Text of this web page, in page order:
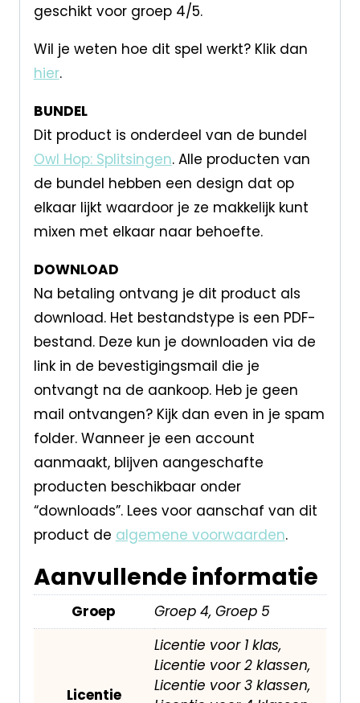
geschikt voor groep 4/5.
Wil je weten hoe dit spel werkt? Klik dan
hier.
BUNDEL
Dit product is onderdeel van de bundel
Owl Hop: Splitsingen. Alle producten van
de bundel hebben een design dat op
elkaar lijkt waardoor je ze makkelijk kunt
mixen met elkaar naar behoefte.
DOWNLOAD
Na betaling ontvang je dit product als
download. Het bestandstype is een PDF-
bestand. Deze kun je downloaden via de
link in de bevestigingsmail die je
ontvangt na de aankoop. Heb je geen
mail ontvangen? Kijk dan even in je spam
folder. Wanneer je een account
aanmaakt, blijven aangeschafte
producten beschikbaar onder
“downloads”. Lees voor aanschaf van dit
product de algemene voorwaarden.
Aanvullende informatie
Groep Groep 4, Groep 5
Licentie
Licentie voor 1 klas,
Licentie voor 2 klassen,
Licentie voor 3 klassen,